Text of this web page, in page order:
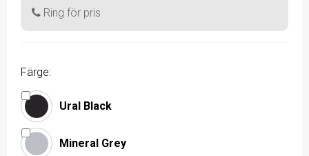
Ring för pris
Färge:
Ural Black
Mineral Grey